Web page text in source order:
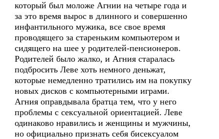
который был моложе Агнии на четыре года и
за это время вырос в длинного и совершенно
инфантильного мужика, все свое время
проводящего за стареньким компьютером и
сидящего на шее у родителей-пенсионеров.
Родителей было жалко, и Агния старалась
подбросить Леве хоть немного деньжат,
которые немедленно тратились им на покупку
новых дисков с компьютерными играми.
Агния оправдывала братца тем, что у него
проблемы с сексуальной ориентацией. Леве
одинаково нравились и женщины и мужчины,
но официально признать себя бисексуалом